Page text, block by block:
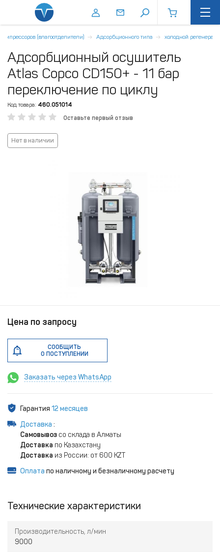
(влагоотделители) Адсорбционного типа холодной
Адсорбционный осушитель
Atlas Copco CD150+ - 11 бар
переключение по циклу
Код товара: 460.051014
Оставьте первый отзыв
Нет в наличии
Цена по запросу
СООБЩИТЬ
О ПОСТУПЛЕНИИ
Заказать через WhatsApp
Гарантия 12 месяцев
Доставка :
Самовывоз со склада в Алматы
Доставка по Казахстану
Доставка из России: от 600 KZT
Оплата по наличному и безналичному расчету
Технические характеристики
Производительность, л/мин
9000